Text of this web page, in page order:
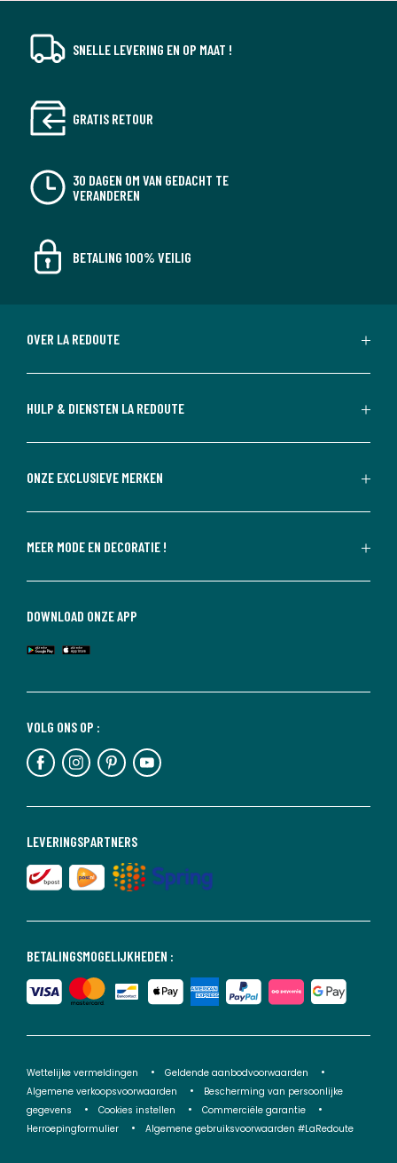
SNELLE LEVERING EN OP MAAT !
GRATIS RETOUR
30 DAGEN OM VAN GEDACHT TE
VERANDEREN
BETALING 100% VEILIG
OVER LA REDOUTE
HULP & DIENSTEN LA REDOUTE
ONZE EXCLUSIEVE MERKEN
MEER MODE EN DECORATIE !
BETALINGSMOGELIJKHEDEN :
LEVERINGSPARTNERS
VOLG ONS OP :
DOWNLOAD ONZE APP
Wettelijke vermeldingen
Geldende aanbodvoorwaarden
Algemene verkoopsvoorwaarden
Bescherming van persoonlijke
gegevens
Cookies instellen
Commerciële garantie
Herroepingformulier
Algemene gebruiksvoorwaarden #LaRedoute